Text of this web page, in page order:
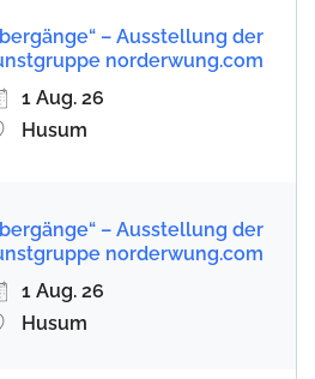
– Ausstellung der
norderwung.com
1 Aug. 26
Husum
– Ausstellung der
norderwung.com
1 Aug. 26
Husum